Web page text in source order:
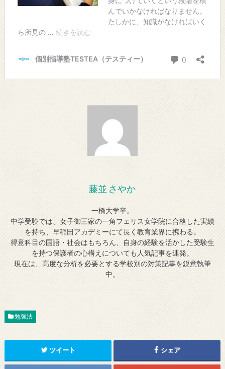
藤並 さやか
一橋大学卒。
中学受験では、女子御三家の一角フェリス女学院に合格した実績
を持ち、早稲田アカデミーにて長く教育業界に携わる。
得意科目の国語・社会はもちろん、自身の経験を活かした受験生
を持つ保護者の心構えについても人気記事を連発。
現在は、高度な分析を必要とする学校別の対策記事を鋭意執筆
中。
勉強法
ツイート シェア